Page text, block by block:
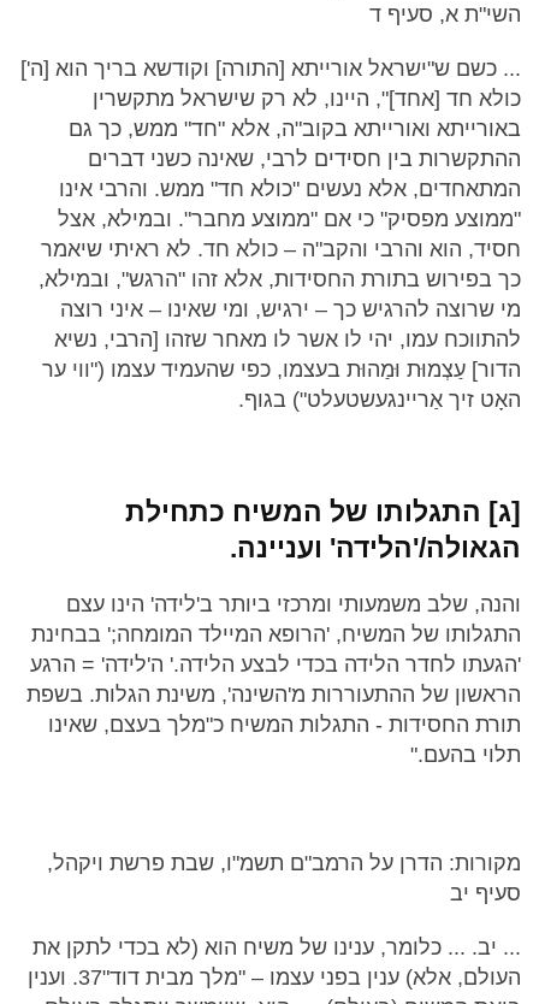
השי"ת א, סעיף ד
... כשם ש"ישראל אורייתא [התורה] וקודשא בריך הוא [ה']
כולא חד [אחד]", היינו, לא רק שישראל מתקשרין
באורייתא ואורייתא בקוב"ה, אלא "חד" ממש, כך גם
ההתקשרות בין חסידים לרבי, שאינה כשני דברים
המתאחדים, אלא נעשים "כולא חד" ממש. והרבי אינו
"ממוצע מפסיק" כי אם "ממוצע מחבר". ובמילא, אצל
חסיד, הוא והרבי והקב"ה – כולא חד. לא ראיתי שיאמר
כך בפירוש בתורת החסידות, אלא זהו "הרגש", ובמילא,
מי שרוצה להרגיש כך – ירגיש, ומי שאינו – איני רוצה
להתווכח עמו, יהי לו אשר לו מאחר שזהו [הרבי, נשיא
הדור] עַצְמוּת וּמַהוּת בעצמו, כפי שהעמיד עצמו ("ווי ער
האָט זיך אַריינגעשטעלט") בגוף.
[ג] התגלותו של המשיח כתחילת
הגאולה/'הלידה' ועניינה.
והנה, שלב משמעותי ומרכזי ביותר ב'לידה' הינו עצם
התגלותו של המשיח, 'הרופא המיילד המומחה;' בבחינת
'הגעתו לחדר הלידה בכדי לבצע הלידה.' ה'לידה' = הרגע
הראשון של ההתעוררות מ'השינה', משינת הגלות. בשפת
תורת החסידות - התגלות המשיח כ"מלך בעצם, שאינו
תלוי בהעם."
מקורות: הדרן על הרמב"ם תשמ"ו, שבת פרשת ויקהל,
סעיף יב
... יב. ... כלומר, ענינו של משיח הוא (לא בכדי לתקן את
העולם, אלא) ענין בפני עצמו – "מלך מבית דוד"37. וענין